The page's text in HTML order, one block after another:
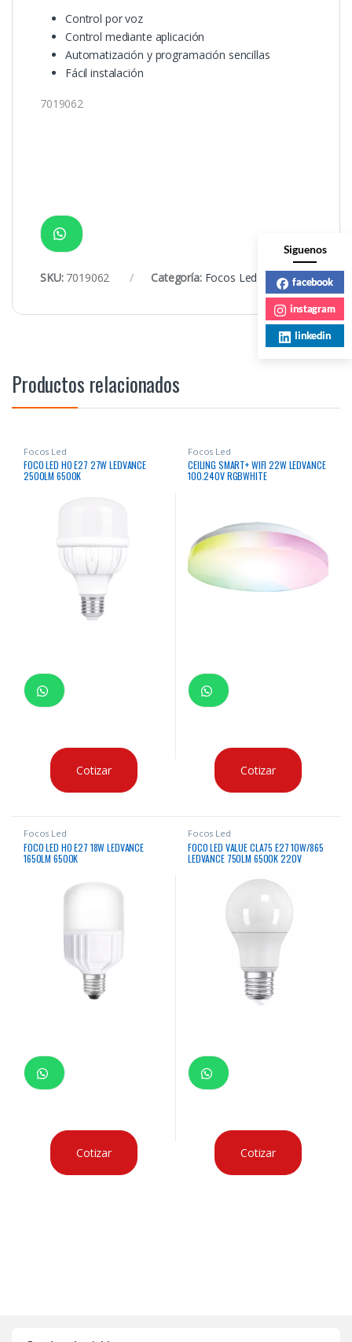
Control por voz
Control mediante aplicación
Automatización y programación sencillas
Fácil instalación
7019062
SKU: 7019062 Categoría: Focos Led
Productos relacionados
Focos Led
FOCO LED HO E27 27W LEDVANCE
2500LM 6500K
Cotizar
Focos Led
CEILING SMART+ WIFI 22W LEDVANCE
100.240V RGBWHITE
Cotizar
Focos Led
FOCO LED HO E27 18W LEDVANCE
1650LM 6500K
Cotizar
Focos Led
FOCO LED VALUE CLA75 E27 10W/865
LEDVANCE 750LM 6500K 220V
Cotizar
Siguenos
facebook
instagram
linkedin